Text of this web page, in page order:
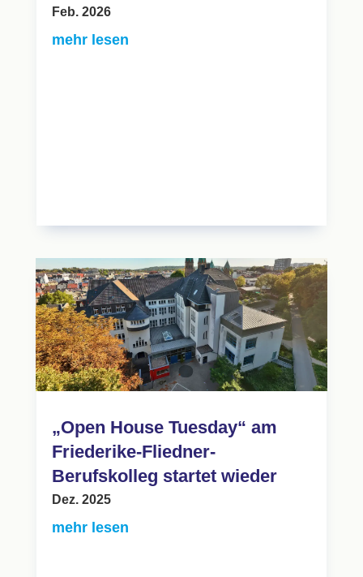
Feb. 2026
mehr lesen
„Open House Tuesday“ am
Friederike-Fliedner-
Berufskolleg startet wieder
Dez. 2025
mehr lesen